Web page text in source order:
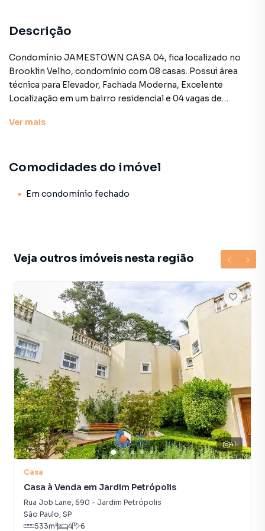
Descrição
Condomínio JAMESTOWN CASA 04, fica localizado no
Brooklin Velho, condomínio com 08 casas. Possui área
técnica para Elevador, Fachada Moderna, Excelente
Localização em um bairro residencial e 04 vagas de
Belo, em São Paulo. Não encontrou o que procurava ou
em contato com nossa equipe pelo telefone (11) 93759-
apartamentos, casas residenciais e comerciais, sobrados,
terrenos, lojas e barracões para venda ou locação, além de
planta em Campo Belo e em outras regiões de São Paulo.
Aqui você encontra milhares de ofertas para encontrar o
imóvel que mais combina com seu estilo de vida.
Negocie seu imóvel de forma totalmente online, com
segurança e tranquilidade. Na Lares e Andares Imóveis
você consegue comprar ou alugar um imóvel em São Paulo
mesmo não estando na cidade e com a praticidade de
fazer tudo online, direto do seu computador ou
smartphone. Nós criamos soluções inovadoras para
simplificar a relação de proprietários, inquilinos e
compradores com o mercado imobiliário.
diversas cidades do Brasil, incluindo São Paulo.
Na Lares e Andares Imóveis você consegue vender ou
Ver mais
Comodidades do imóvel
Em condomínio fechado
Veja outros imóveis nesta região
41
Casa
Casa à Venda em Jardim Petrópolis
Rua Job Lane, 590 - Jardim Petrópolis
São Paulo, SP
533m² 4 6